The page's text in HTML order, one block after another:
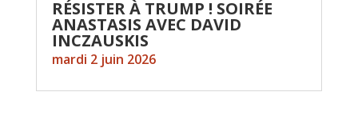
RÉSISTER À TRUMP ! SOIRÉE
ANASTASIS AVEC DAVID
INCZAUSKIS
mardi 2 juin 2026